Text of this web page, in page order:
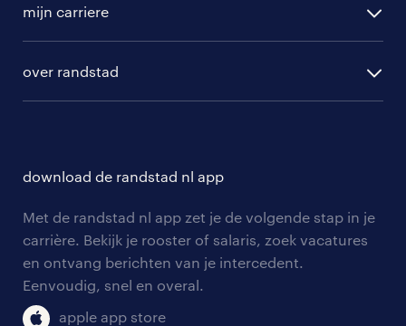
randstad professional
randstad digital
hr-diensten
branches
tarieven
personeel gezocht
aanmelden nieuwsbrief
mijn carriere
solliciteren
blogs en artikelen
salarischecker
bruto-netto calculator
over randstad
onze vestigingen
pers
klachten en misstanden
download de randstad nl app
Met de randstad nl app zet je de volgende stap in je
carrière. Bekijk je rooster of salaris, zoek vacatures
en ontvang berichten van je intercedent.
Eenvoudig, snel en overal.
apple app store